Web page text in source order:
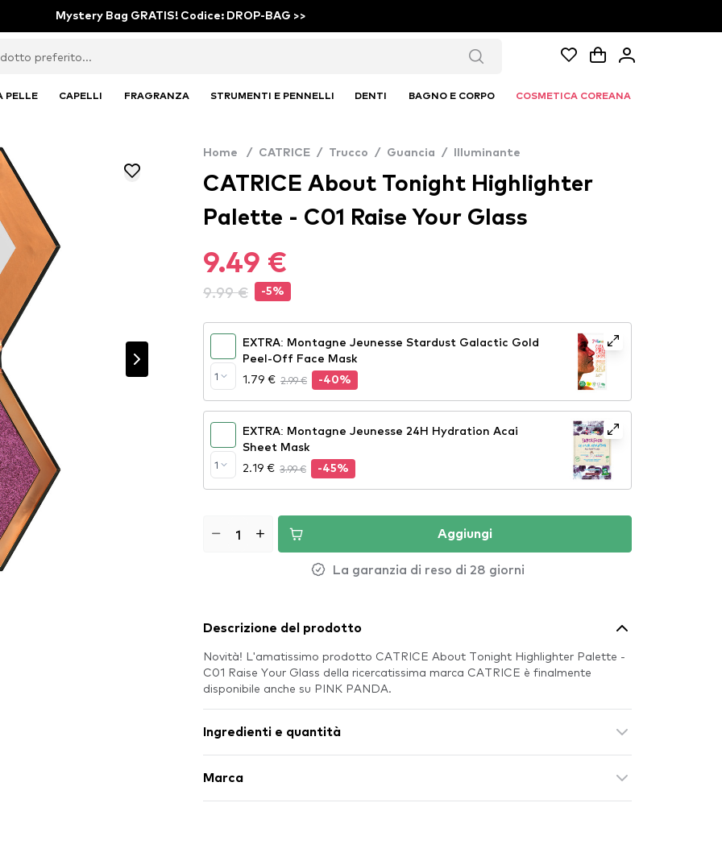
Mystery Bag GRATIS! Codice: DROP-BAG >>
PELLE CAPELLI FRAGRANZA STRUMENTI E PENNELLI DENTI BAGNO E CORPO COSMETICA COREANA
Home / CATRICE / Trucco / Guancia / Illuminante
CATRICE About Tonight Highlighter
Palette - C01 Raise Your Glass
9.49 €
9.99 € -5%
1
EXTRA: Montagne Jeunesse Stardust Galactic Gold
Peel-Off Face Mask
1.79 € 2.99 € -40%
1
EXTRA: Montagne Jeunesse 24H Hydration Acai
Sheet Mask
2.19 € 3.99 € -45%
Aggiungi
La garanzia di reso di 28 giorni
Descrizione del prodotto
Novità! L'amatissimo prodotto CATRICE About Tonight Highlighter Palette -
C01 Raise Your Glass della ricercatissima marca CATRICE è finalmente
disponibile anche su PINK PANDA.
Ingredienti e quantità
Marca